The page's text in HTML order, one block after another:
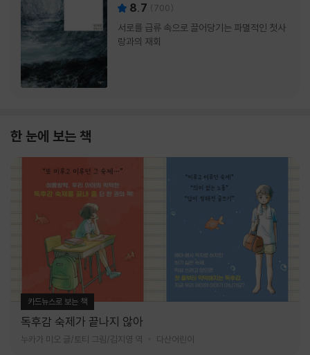
8.7 (700)
서로를 급류 속으로 끌어당기는 파멸적인 첫사
랑과의 재회
한 눈에 보는 책
카드뉴스로 보는 책
독후감 숙제가 끝나지 않아
누카가 미오 글/토티 그림/김지영 역 다산어린이